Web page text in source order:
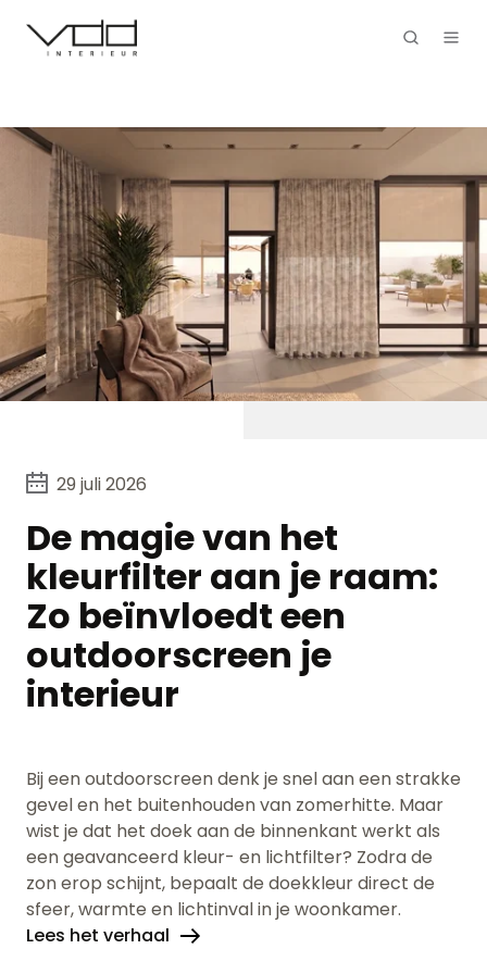
29 juli 2026
De magie van het
kleurfilter aan je raam:
Zo beïnvloedt een
outdoorscreen je
interieur
Bij een outdoorscreen denk je snel aan een strakke
gevel en het buitenhouden van zomerhitte. Maar
wist je dat het doek aan de binnenkant werkt als
een geavanceerd kleur- en lichtfilter? Zodra de
zon erop schijnt, bepaalt de doekkleur direct de
sfeer, warmte en lichtinval in je woonkamer.
Lees het verhaal